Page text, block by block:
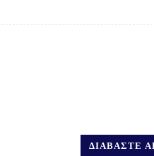
ΔΙΑΒΑΣΤΕ